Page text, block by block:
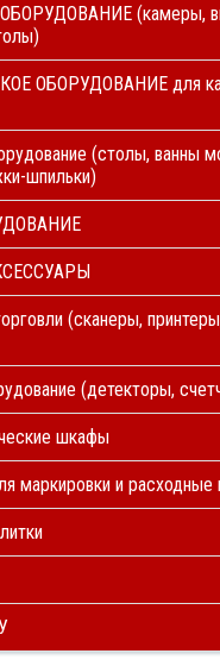
(камеры,
ОБОРУДОВАНИЕ для
(столы, ванны
шпильки)
(сканеры,
(детекторы,
шкафы
маркировки и расходные